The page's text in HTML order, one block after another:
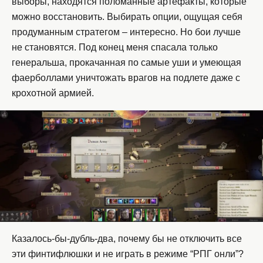
можно восстановить. Выбирать опции, ощущая себя
продуманным стратегом – интересно. Но бои лучше
не становятся. Под конец меня спасала только
генеральша, прокачанная по самые уши и умеющая
фаерболлами уничтожать врагов на подлете даже с
крохотной армией.
Казалось-бы-дубль-два, почему бы не отключить все
эти финтифлюшки и не играть в режиме “РПГ онли”?